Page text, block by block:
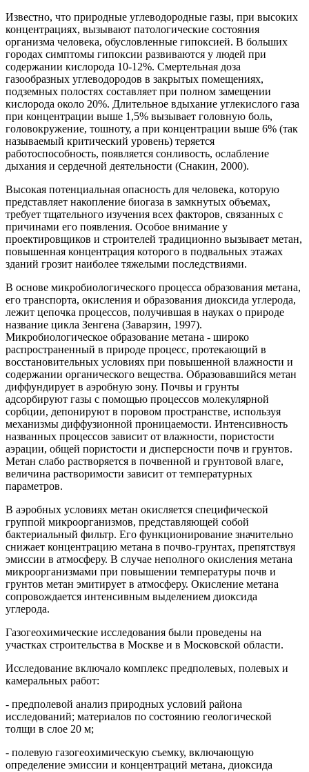
Известно, что природные углеводородные газы, при высоких
концентрациях, вызывают патологические состояния
организма человека, обусловленные гипоксией. В больших
городах симптомы гипоксии развиваются у людей при
содержании кислорода 10-12%. Смертельная доза
газообразных углеводородов в закрытых помещениях,
подземных полостях составляет при полном замещении
кислорода около 20%. Длительное вдыхание углекислого газа
при концентрации выше 1,5% вызывает головную боль,
головокружение, тошноту, а при концентрации выше 6% (так
называемый критический уровень) теряется
работоспособность, появляется сонливость, ослабление
дыхания и сердечной деятельности (Снакин, 2000).
Высокая потенциальная опасность для человека, которую
представляет накопление биогаза в замкнутых объемах,
требует тщательного изучения всех факторов, связанных с
причинами его появления. Особое внимание у
проектировщиков и строителей традиционно вызывает метан,
повышенная концентрация которого в подвальных этажах
зданий грозит наиболее тяжелыми последствиями.
В основе микробиологического процесса образования метана,
его транспорта, окисления и образования диоксида углерода,
лежит цепочка процессов, получившая в науках о природе
название цикла Зенгена (Заварзин, 1997).
Микробиологическое образование метана - широко
распространенный в природе процесс, протекающий в
восстановительных условиях при повышенной влажности и
содержании органического вещества. Образовавшийся метан
диффундирует в аэробную зону. Почвы и грунты
адсорбируют газы с помощью процессов молекулярной
сорбции, депонируют в поровом пространстве, используя
механизмы диффузионной проницаемости. Интенсивность
названных процессов зависит от влажности, пористости
аэрации, общей пористости и дисперсности почв и грунтов.
Метан слабо растворяется в почвенной и грунтовой влаге,
величина растворимости зависит от температурных
параметров.
В аэробных условиях метан окисляется специфической
группой микроорганизмов, представляющей собой
бактериальный фильтр. Его функционирование значительно
снижает концентрацию метана в почво-грунтах, препятствуя
эмиссии в атмосферу. В случае неполного окисления метана
микроорганизмами при повышении температуры почв и
грунтов метан эмитирует в атмосферу. Окисление метана
сопровождается интенсивным выделением диоксида
углерода.
Газогеохимические исследования были проведены на
участках строительства в Москве и в Московской области.
Исследование включало комплекс предполевых, полевых и
камеральных работ:
- предполевой анализ природных условий района
исследований; материалов по состоянию геологической
толщи в слое 20 м;
- полевую газогеохимическую съемку, включающую
определение эмиссии и концентраций метана, диоксида